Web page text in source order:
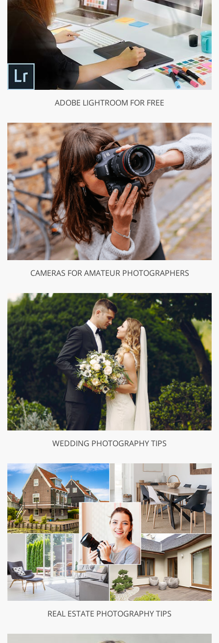
ADOBE LIGHTROOM FOR FREE
CAMERAS FOR AMATEUR PHOTOGRAPHERS
WEDDING PHOTOGRAPHY TIPS
REAL ESTATE PHOTOGRAPHY TIPS